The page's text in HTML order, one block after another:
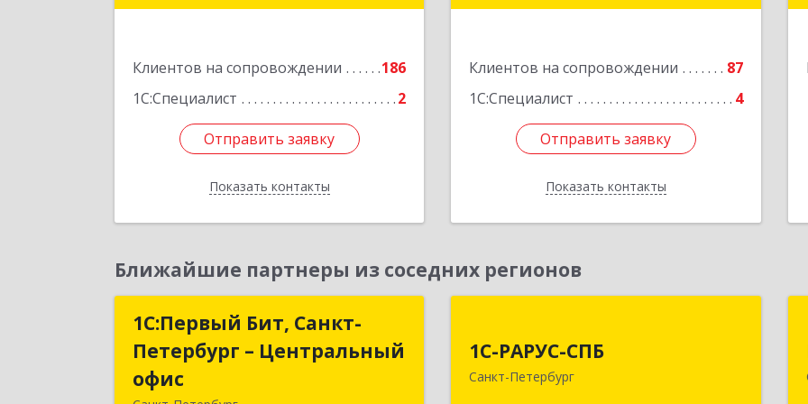
Клиентов на сопровождении
186
1С:Специалист
2
Отправить заявку
Показать контакты
Отправить заявку
Назад
Клиентов на сопровождении
87
1С:Специалист
4
Отправить заявку
Показать контакты
Подробнее
Отправить заявку
Назад
Ближайшие партнеры из соседних регионов
1С:Первый Бит, Санкт-
Петербург – Центральный
офис
1С:Первый Бит, Санкт-
Петербург – Центральный
1С-РАРУС-СПБ
Санкт-Петербург
муниципальный округ Аптекарский